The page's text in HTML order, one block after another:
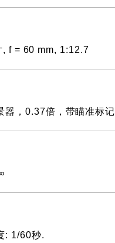
, f = 60 mm, 1:12.7
器，0.37倍，带瞄准标记
: 1/60秒.